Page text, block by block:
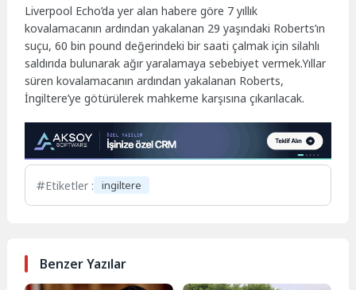
Liverpool Echo’da yer alan habere göre 7 yıllık
kovalamacanın ardından yakalanan 29 yaşındaki Roberts’ın
suçu, 60 bin pound değerindeki bir saati çalmak için silahlı
saldırıda bulunarak ağır yaralamaya sebebiyet vermek.Yıllar
süren kovalamacanın ardından yakalanan Roberts,
İngiltere’ye götürülerek mahkeme karşısına çıkarılacak.
Etiketler : ingiltere
Benzer Yazılar